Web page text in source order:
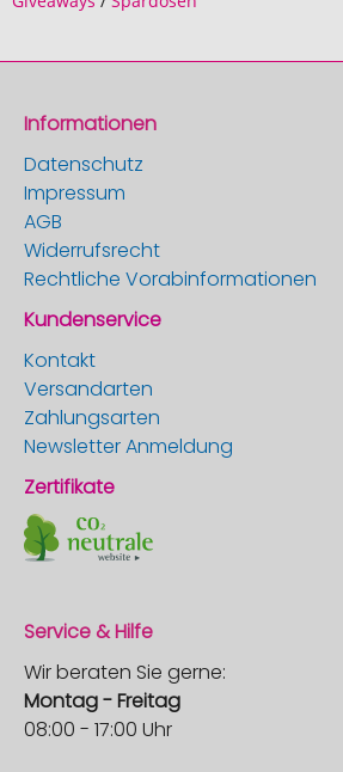
Informationen
Datenschutz
Impressum
AGB
Widerrufsrecht
Rechtliche Vorabinformationen
Kundenservice
Kontakt
Versandarten
Zahlungsarten
Newsletter Anmeldung
Zertifikate
Service & Hilfe
Wir beraten Sie gerne:
Montag - Freitag
08:00 - 17:00 Uhr